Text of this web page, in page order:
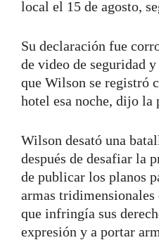
local el 15 de agosto,
Su declaración fue
de video de seguridad
que Wilson se registró
hotel esa noche, dijo la
Wilson desató una
después de desafiar la
de publicar los planos
armas
que infringía sus
expresión y a portar